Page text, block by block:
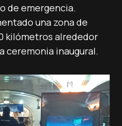
de emergencia.
una zona de
kilómetros alrededor
ceremonia inaugural.